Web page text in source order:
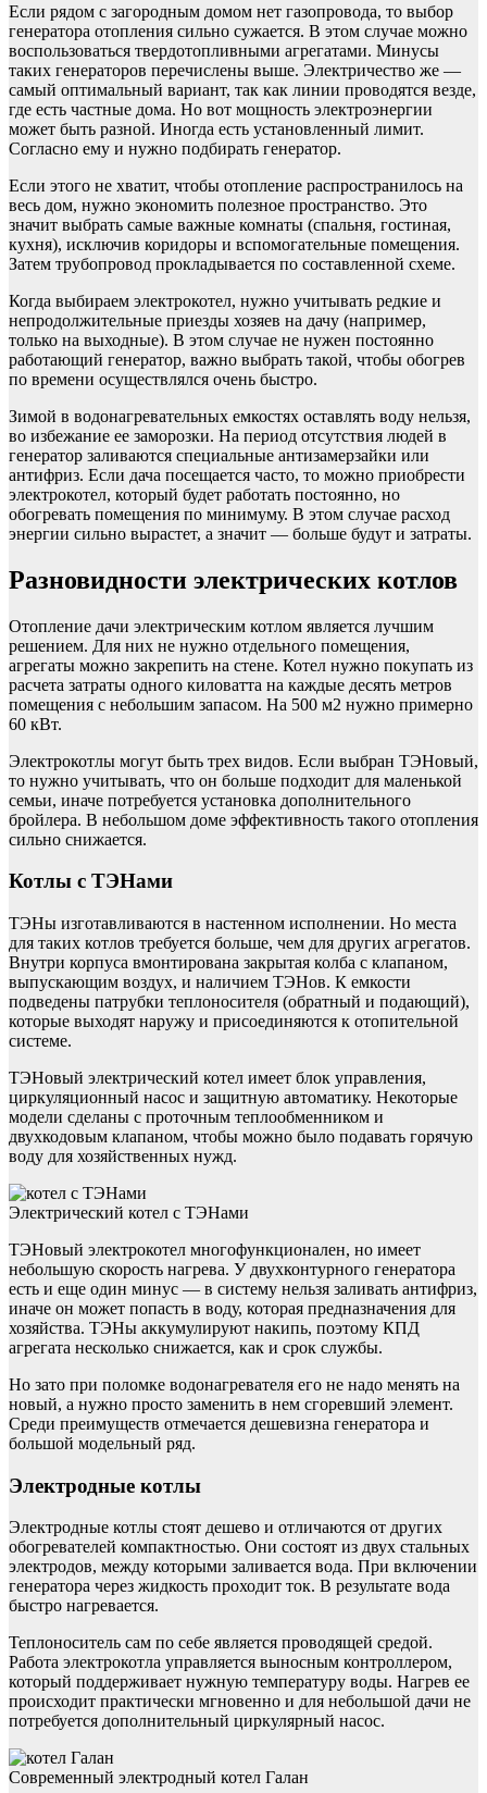
Если рядом с загородным домом нет газопровода, то выбор
генератора отопления сильно сужается. В этом случае можно
воспользоваться твердотопливными агрегатами. Минусы
таких генераторов перечислены выше. Электричество же —
самый оптимальный вариант, так как линии проводятся везде,
где есть частные дома. Но вот мощность электроэнергии
может быть разной. Иногда есть установленный лимит.
Согласно ему и нужно подбирать генератор.
Если этого не хватит, чтобы отопление распространилось на
весь дом, нужно экономить полезное пространство. Это
значит выбрать самые важные комнаты (спальня, гостиная,
кухня), исключив коридоры и вспомогательные помещения.
Затем трубопровод прокладывается по составленной схеме.
Когда выбираем электрокотел, нужно учитывать редкие и
непродолжительные приезды хозяев на дачу (например,
только на выходные). В этом случае не нужен постоянно
работающий генератор, важно выбрать такой, чтобы обогрев
по времени осуществлялся очень быстро.
Зимой в водонагревательных емкостях оставлять воду нельзя,
во избежание ее заморозки. На период отсутствия людей в
генератор заливаются специальные антизамерзайки или
антифриз. Если дача посещается часто, то можно приобрести
электрокотел, который будет работать постоянно, но
обогревать помещения по минимуму. В этом случае расход
энергии сильно вырастет, а значит — больше будут и затраты.
Разновидности электрических котлов
Отопление дачи электрическим котлом является лучшим
решением. Для них не нужно отдельного помещения,
агрегаты можно закрепить на стене. Котел нужно покупать из
расчета затраты одного киловатта на каждые десять метров
помещения с небольшим запасом. На 500 м2 нужно примерно
60 кВт.
Электрокотлы могут быть трех видов. Если выбран ТЭНовый,
то нужно учитывать, что он больше подходит для маленькой
семьи, иначе потребуется установка дополнительного
бройлера. В небольшом доме эффективность такого отопления
сильно снижается.
Котлы с ТЭНами
ТЭНы изготавливаются в настенном исполнении. Но места
для таких котлов требуется больше, чем для других агрегатов.
Внутри корпуса вмонтирована закрытая колба с клапаном,
выпускающим воздух, и наличием ТЭНов. К емкости
подведены патрубки теплоносителя (обратный и подающий),
которые выходят наружу и присоединяются к отопительной
системе.
ТЭНовый электрический котел имеет блок управления,
циркуляционный насос и защитную автоматику. Некоторые
модели сделаны с проточным теплообменником и
двухкодовым клапаном, чтобы можно было подавать горячую
воду для хозяйственных нужд.
Электрический котел с ТЭНами
ТЭНовый электрокотел многофункционален, но имеет
небольшую скорость нагрева. У двухконтурного генератора
есть и еще один минус — в систему нельзя заливать антифриз,
иначе он может попасть в воду, которая предназначения для
хозяйства. ТЭНы аккумулируют накипь, поэтому КПД
агрегата несколько снижается, как и срок службы.
Но зато при поломке водонагревателя его не надо менять на
новый, а нужно просто заменить в нем сгоревший элемент.
Среди преимуществ отмечается дешевизна генератора и
большой модельный ряд.
Электродные котлы
Электродные котлы стоят дешево и отличаются от других
обогревателей компактностью. Они состоят из двух стальных
электродов, между которыми заливается вода. При включении
генератора через жидкость проходит ток. В результате вода
быстро нагревается.
Теплоноситель сам по себе является проводящей средой.
Работа электрокотла управляется выносным контроллером,
который поддерживает нужную температуру воды. Нагрев ее
происходит практически мгновенно и для небольшой дачи не
потребуется дополнительный циркулярный насос.
Современный электродный котел Галан